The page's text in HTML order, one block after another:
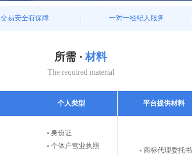
交易安全有保障 一对一经纪人服务
所需 · 材料
The required material
个人类型 平台提供材料
身份证
个体户营业执照
商标代理委托书